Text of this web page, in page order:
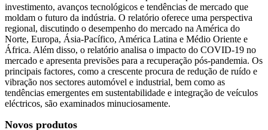
investimento, avanços tecnológicos e tendências de mercado que
moldam o futuro da indústria. O relatório oferece uma perspectiva
regional, discutindo o desempenho do mercado na América do
Norte, Europa, Ásia-Pacífico, América Latina e Médio Oriente e
África. Além disso, o relatório analisa o impacto do COVID-19 no
mercado e apresenta previsões para a recuperação pós-pandemia. Os
principais factores, como a crescente procura de redução de ruído e
vibração nos sectores automóvel e industrial, bem como as
tendências emergentes em sustentabilidade e integração de veículos
eléctricos, são examinados minuciosamente.
Novos produtos